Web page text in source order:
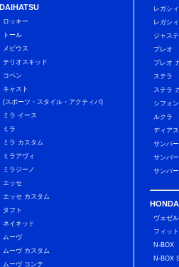
DAIHATSU
ロッキー
トール
メビウス
テリオスキッド
コペン
キャスト
(スポーツ・スタイル・アクティバ)
ミラ イース
ミラ
ミラ カスタム
ミラアヴィ
ミラジーノ
エッセ
エッセ カスタム
タフト
ネイキッド
ムーヴ
ムーヴ カスタム
ムーヴ コンテ
レガシ
レガシ
ジャス
プレオ
プレオ
ステラ
ステラ
シフォ
ルクラ
ディア
サンバ
サンバ
サンバ
HONDA
ヴェゼル
フィット
N-BOX
N-BOX